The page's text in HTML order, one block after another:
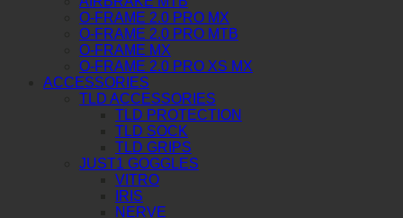
O-FRAME 2.0 PRO MX
O-FRAME 2.0 PRO MTB
O-FRAME MX
O-FRAME 2.0 PRO XS MX
ACCESSORIES
TLD ACCESSORIES
TLD PROTECTION
TLD SOCK
TLD GRIPS
JUST1 GOGGLES
VITRO
IRIS
NERVE